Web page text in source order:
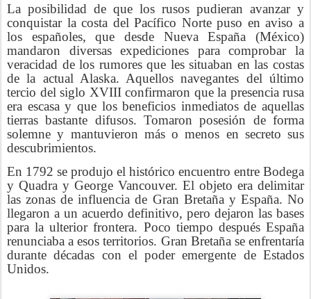
La posibilidad de que los rusos pudieran avanzar y
conquistar la costa del Pacífico Norte puso en aviso a
los españoles, que desde Nueva España (México)
mandaron diversas expediciones para comprobar la
veracidad de los rumores que les situaban en las costas
de la actual Alaska. Aquellos navegantes del último
tercio del siglo XVIII confirmaron que la presencia rusa
era escasa y que los beneficios inmediatos de aquellas
tierras bastante difusos. Tomaron posesión de forma
solemne y mantuvieron más o menos en secreto sus
descubrimientos.
En 1792 se produjo el histórico encuentro entre Bodega
y Quadra y George Vancouver. El objeto era delimitar
las zonas de influencia de Gran Bretaña y España. No
llegaron a un acuerdo definitivo, pero dejaron las bases
para la ulterior frontera. Poco tiempo después España
renunciaba a esos territorios. Gran Bretaña se enfrentaría
durante décadas con el poder emergente de Estados
Unidos.